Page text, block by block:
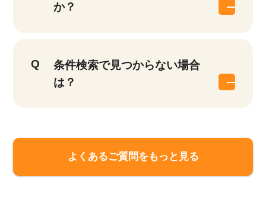
か？
条件検索で見つからない場合
は？
よくあるご質問をもっと見る